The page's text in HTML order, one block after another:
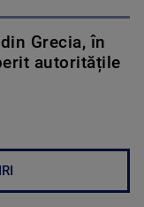
Grecia, în
autoritățile